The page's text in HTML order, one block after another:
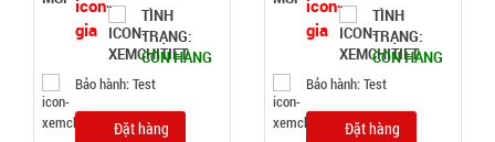
TÌNH
TRẠNG:
CÒN HÀNG
Bảo hành: Test
Đặt hàng
TÌNH
TRẠNG:
CÒN HÀNG
Bảo hành: Test
Đặt hàng